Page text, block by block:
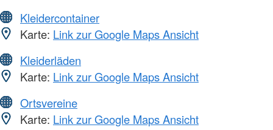
Kleidercontainer
Karte: Link zur Google Maps Ansicht
Kleiderläden
Karte: Link zur Google Maps Ansicht
Ortsvereine
Karte: Link zur Google Maps Ansicht